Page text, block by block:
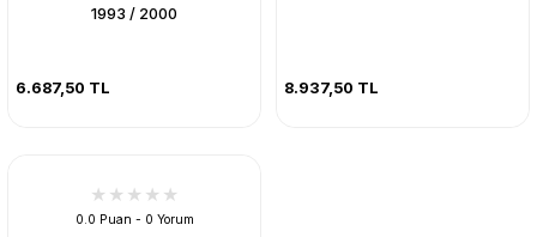
1993 / 2000
6.687,50 TL 8.937,50 TL
0.0 Puan - 0 Yorum